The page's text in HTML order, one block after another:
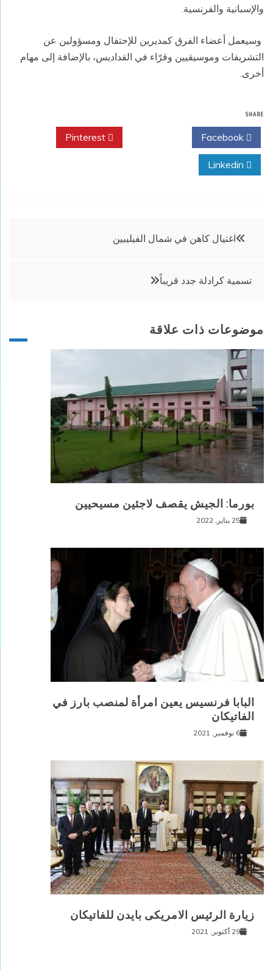
والإسبانية والفرنسية.
وسيعمل أعضاء الفرق كمديرين للإحتفال ومسؤولين عن
التشريفات وموسيقيين وقرّاء في القداديس، بالإضافة إلى مهام
أخرى.
SHARE
تصفّح
اغتيال كاهن في شمال الفيليبين
تسمية كرادلة جدد قريباً
موضوعات ذات علاقة
بورما: الجيش يقصف لاجئين مسيحيين
25 يناير, 2022
البابا فرنسيس يعين امرأة لمنصب بارز في
الفاتيكان
6 نوفمبر, 2021
زيارة الرئيس الامريكى بايدن للفاتيكان
29 أكتوبر, 2021